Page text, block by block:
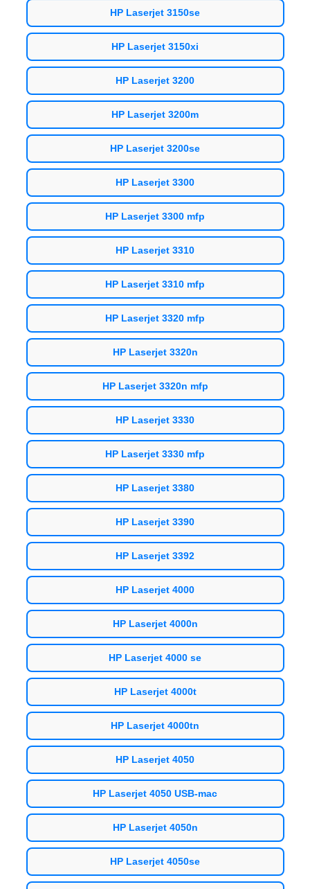
HP Laserjet 3150se
HP Laserjet 3150xi
HP Laserjet 3200
HP Laserjet 3200m
HP Laserjet 3200se
HP Laserjet 3300
HP Laserjet 3300 mfp
HP Laserjet 3310
HP Laserjet 3310 mfp
HP Laserjet 3320 mfp
HP Laserjet 3320n
HP Laserjet 3320n mfp
HP Laserjet 3330
HP Laserjet 3330 mfp
HP Laserjet 3380
HP Laserjet 3390
HP Laserjet 3392
HP Laserjet 4000
HP Laserjet 4000n
HP Laserjet 4000 se
HP Laserjet 4000t
HP Laserjet 4000tn
HP Laserjet 4050
HP Laserjet 4050 USB-mac
HP Laserjet 4050n
HP Laserjet 4050se